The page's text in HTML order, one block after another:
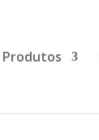
Produtos